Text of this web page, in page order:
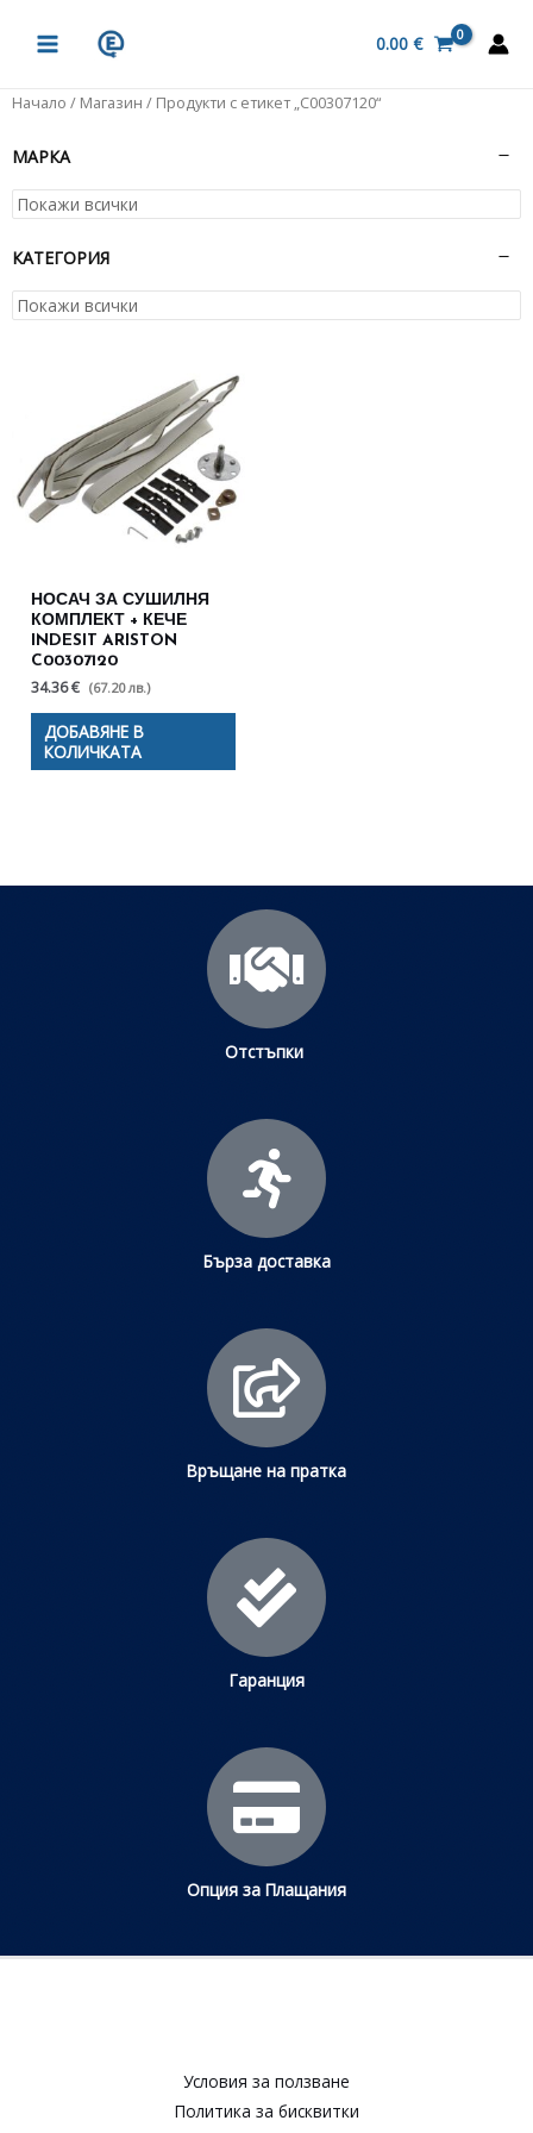
MENU
0.00 €
Начало / Магазин / Продукти с етикет „C00307120“
МАРКА
КАТЕГОРИЯ
НОСАЧ ЗА СУШИЛНЯ
КОМПЛЕКТ + КЕЧЕ
INDESIT ARISTON
C00307120
34.36 € (67.20 лв.)
ДОБАВЯНЕ В
КОЛИЧКАТА
Отстъпки
Бърза доставка
Връщане на пратка
Гаранция
Опция за Плащания
Условия за ползване​
Политика за бисквитки​